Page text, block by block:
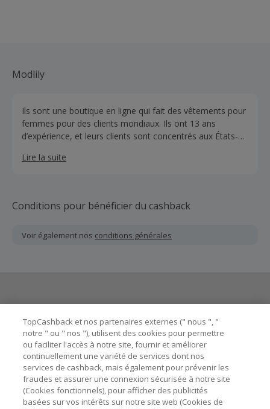
Modlily
Ils sont une boutique en ligne qui fait des vêtements pour
femmes pour des clients mondiaux. Ils ont 13 ans
d’expérience, et leurs clients sont concentrés aux États-
Lire la suite
Conditions pour bénéficier du cashback
Voir également nos conditions générales
Astuces pour économiser
A propos de
TopCashback et nos partenaires externes (" nous ", "
notre " ou " nos "), utilisent des cookies pour permettre
ou faciliter l'accès à notre site, fournir et améliorer
continuellement une variété de services dont nos
services de cashback, mais également pour prévenir les
fraudes et assurer une connexion sécurisée à notre site
(Cookies fonctionnels), pour afficher des publicités
basées sur vos intérêts sur notre site web (Cookies de